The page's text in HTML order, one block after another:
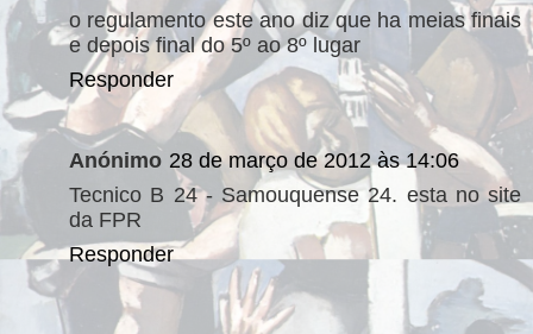
o regulamento este ano diz que ha meias finais
e depois final do 5º ao 8º lugar
Responder
Anónimo 28 de março de 2012 às 14:06
Tecnico B 24 - Samouquense 24. esta no site
da FPR
Responder